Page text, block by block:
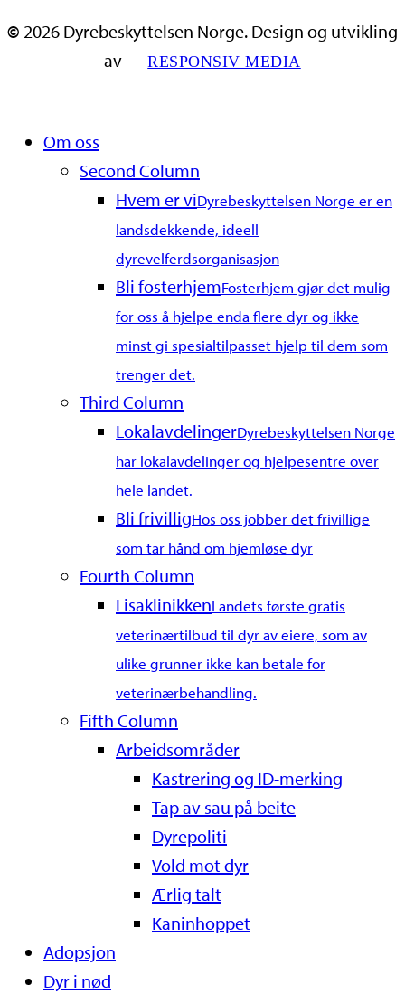
© 2026 Dyrebeskyttelsen Norge. Design og utvikling
av
RESPONSIV MEDIA
MenuOm oss
Second Column
Hvem er viDyrebeskyttelsen Norge er en
landsdekkende, ideell
dyrevelferdsorganisasjon
Bli fosterhjemFosterhjem gjør det mulig
for oss å hjelpe enda flere dyr og ikke
minst gi spesialtilpasset hjelp til dem som
trenger det.
Third Column
LokalavdelingerDyrebeskyttelsen Norge
har lokalavdelinger og hjelpesentre over
hele landet.
Bli frivilligHos oss jobber det frivillige
som tar hånd om hjemløse dyr
Fourth Column
LisaklinikkenLandets første gratis
veterinærtilbud til dyr av eiere, som av
ulike grunner ikke kan betale for
veterinærbehandling.
Fifth Column
Arbeidsområder
Kastrering og ID-merking
Tap av sau på beite
Dyrepoliti
Vold mot dyr
Ærlig talt
Kaninhoppet
Adopsjon
Dyr i nød